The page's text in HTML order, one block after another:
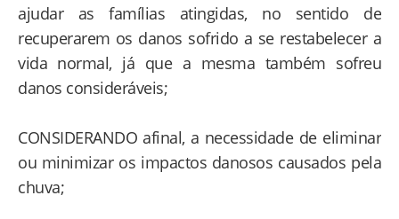
ajudar as famílias atingidas, no sentido de
recuperarem os danos sofrido a se restabelecer a
vida normal, já que a mesma também sofreu
danos consideráveis;
CONSIDERANDO afinal, a necessidade de eliminar
ou minimizar os impactos danosos causados pela
chuva;